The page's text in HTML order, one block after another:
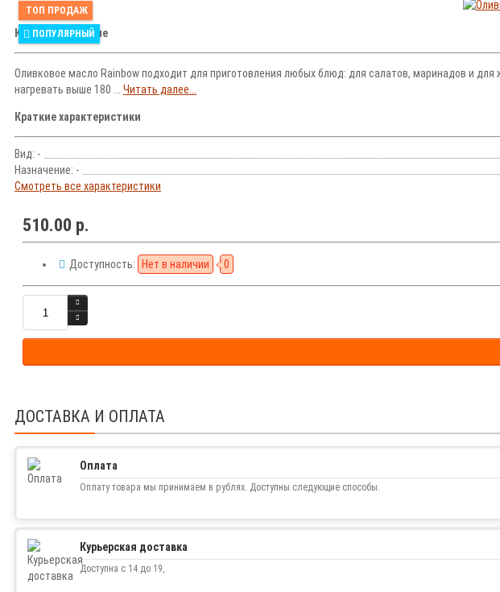
ТОП ПРОДАЖ
ПОПУЛЯРНЫЙ
Краткое описание
Оливковое масло Rainbow подходит для приготовления любых блюд: для салатов, маринадов и
нагревать выше 180 ... Читать далее...
Краткие характеристики
Вид: -
Назначение: -
Смотреть все характеристики
510.00 р.
Доступность: Нет в наличии 0
ДОСТАВКА И ОПЛАТА
Оплата
Оплату товара мы принимаем в рублях. Доступны следующие способы.
Курьерская доставка
Доступна с 14 до 19,